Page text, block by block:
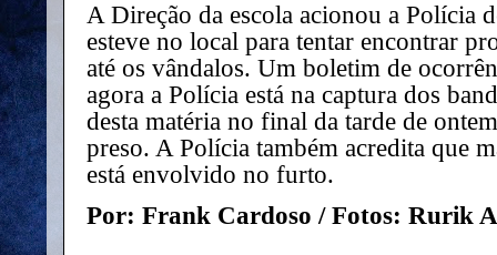
A Direção da escola acionou a Polícia
esteve no local para tentar encontrar
até os vândalos. Um boletim de
agora a Polícia está na captura dos
desta matéria no final da tarde de
preso. A Polícia também acredita que
está envolvido no furto.
Por: Frank Cardoso / Fotos: Rurik